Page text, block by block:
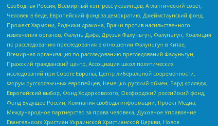
Свободная Россия, Всемирный конгресс украинцев, Атлантический совет,
Человек в беде, Европейский фонд за демократию, Джеймстаунский фонд,
Прожект Хармони, Родники дракона, Врачи против насильственного
извлечения органов, Фалунь Дафа, Друзья Фалуньгун, Фалуньгун, Коалиция
по расследованию преследования в отношении Фалуньгун в Китае,
Всемирная организация по расследованию преследований Фалуньгун,
Пражский гражданский центр, Ассоциация школ политических
исследований при Совете Европы, Центр либеральной современности,
Форум русскоязычных европейцев, Немецко-русский обмен, Бард колледж,
Европейский выбор, Фонд Ходорковского, Оксфордский российский фонд,
Фонд Будущее России, Компания свободы информации, Проект Медиа,
Международное партнерство за права человека, Духовное Управление
Евангельских Христиан Украинской Христианской Церкви, Новое